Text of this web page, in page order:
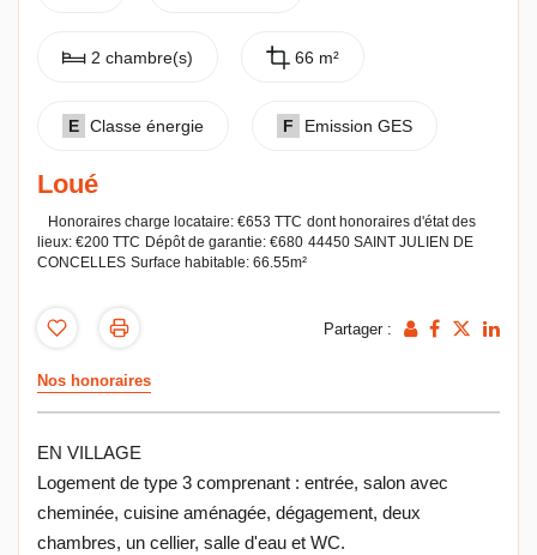
2 chambre(s) 66 m²
E Classe énergie F Emission GES
Loué
Honoraires charge locataire: €653 TTC dont honoraires d'état des
lieux: €200 TTC Dépôt de garantie: €680 44450 SAINT JULIEN DE
CONCELLES Surface habitable: 66.55m²
Partager :
Nos honoraires
EN VILLAGE
Logement de type 3 comprenant : entrée, salon avec
cheminée, cuisine aménagée, dégagement, deux
chambres, un cellier, salle d'eau et WC.